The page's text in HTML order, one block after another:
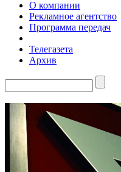
О компании
Рекламное агентство
Программа передач
Телегазета
Архив